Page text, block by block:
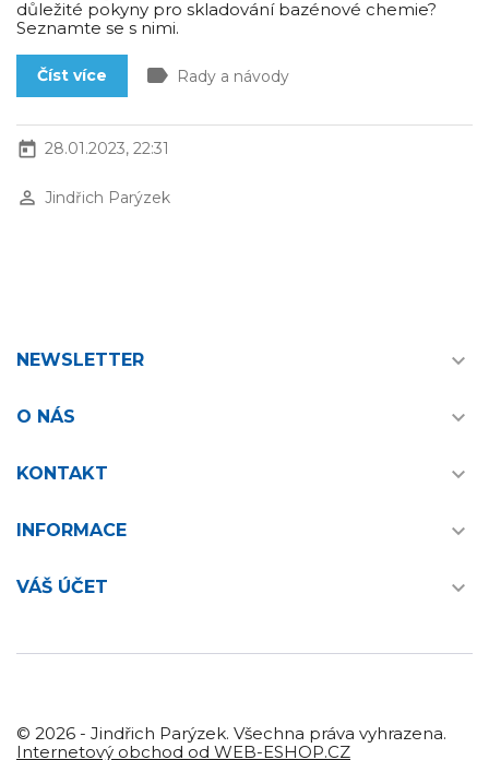
důležité pokyny pro skladování bazénové chemie?
Seznamte se s nimi.
Číst více label Rady a návody
today 28.01.2023, 22:31
perm_identity Jindřich Parýzek
NEWSLETTER 
O NÁS 
KONTAKT 
INFORMACE 
VÁŠ ÚČET 
© 2026 - Jindřich Parýzek. Všechna práva vyhrazena.
Internetový obchod od WEB-ESHOP.CZ